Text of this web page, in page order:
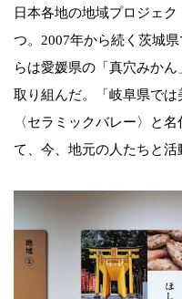
日本各地の地域プロジェ
つ。2007年から続く茨城
らは愛媛県の「真穴みか
取り組んだ。「岐阜県で
〈セラミックバレー〉と
て、今、地元の人たちと活